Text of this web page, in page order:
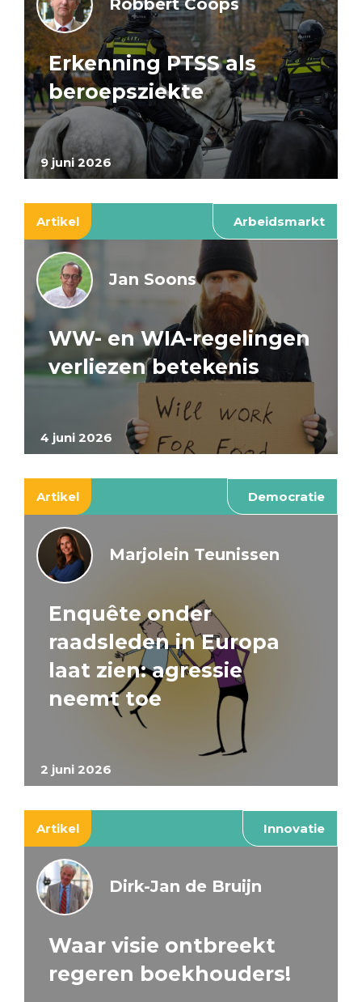
9 juni 2026
Robbert Coops
Erkenning PTSS als
beroepsziekte
Artikel Arbeidsmarkt
4 juni 2026
Jan Soons
WW- en WIA-regelingen
verliezen betekenis
Artikel Democratie
2 juni 2026
Marjolein Teunissen
Enquête onder
raadsleden in Europa
laat zien: agressie
neemt toe
Artikel Innovatie
Dirk-Jan de Bruijn
Waar visie ontbreekt
regeren boekhouders!